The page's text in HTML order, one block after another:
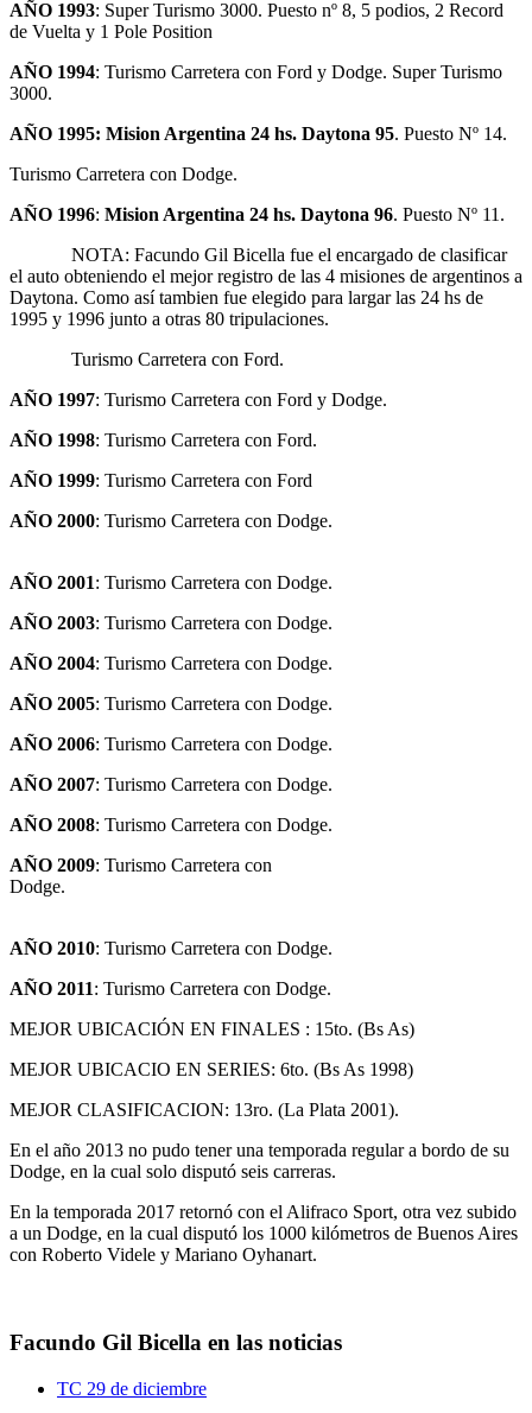
AÑO 1993: Super Turismo 3000. Puesto nº 8, 5 podios, 2 Record
de Vuelta y 1 Pole Position
AÑO 1994: Turismo Carretera con Ford y Dodge. Super Turismo
3000.
AÑO 1995: Mision Argentina 24 hs. Daytona 95. Puesto Nº 14.
Turismo Carretera con Dodge.
AÑO 1996: Mision Argentina 24 hs. Daytona 96. Puesto Nº 11.
NOTA: Facundo Gil Bicella fue el encargado de clasificar
el auto obteniendo el mejor registro de las 4 misiones de argentinos a
Daytona. Como así tambien fue elegido para largar las 24 hs de
1995 y 1996 junto a otras 80 tripulaciones.
Turismo Carretera con Ford.
AÑO 1997: Turismo Carretera con Ford y Dodge.
AÑO 1998: Turismo Carretera con Ford.
AÑO 1999: Turismo Carretera con Ford
AÑO 2000: Turismo Carretera con Dodge.
AÑO 2001: Turismo Carretera con Dodge.
AÑO 2003: Turismo Carretera con Dodge.
AÑO 2004: Turismo Carretera con Dodge.
AÑO 2005: Turismo Carretera con Dodge.
AÑO 2006: Turismo Carretera con Dodge.
AÑO 2007: Turismo Carretera con Dodge.
AÑO 2008: Turismo Carretera con Dodge.
AÑO 2009: Turismo Carretera con
AÑO 2010: Turismo Carretera con Dodge.
AÑO 2011: Turismo Carretera con Dodge.
MEJOR UBICACIÓN EN FINALES : 15to. (Bs As)
MEJOR UBICACIO EN SERIES: 6to. (Bs As 1998)
MEJOR CLASIFICACION: 13ro. (La Plata 2001).
En el año 2013 no pudo tener una temporada regular a bordo de su
Dodge, en la cual solo disputó seis carreras.
En la temporada 2017 retornó con el Alifraco Sport, otra vez subido
a un Dodge, en la cual disputó los 1000 kilómetros de Buenos Aires
con Roberto Videle y Mariano Oyhanart.
Facundo Gil Bicella en las noticias
TC 29 de diciembre